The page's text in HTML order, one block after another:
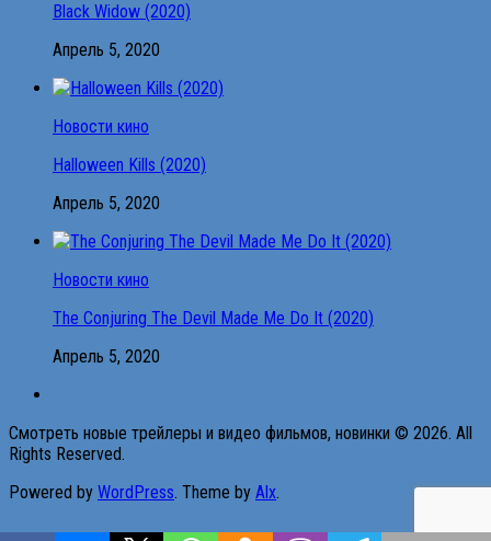
Black Widow (2020)
Апрель 5, 2020
Новости кино
Halloween Kills (2020)
Апрель 5, 2020
Новости кино
The Conjuring The Devil Made Me Do It (2020)
Апрель 5, 2020
Смотреть новые трейлеры и видео фильмов, новинки © 2026. All
Rights Reserved.
Powered by WordPress. Theme by Alx.